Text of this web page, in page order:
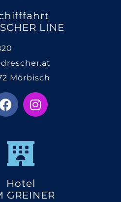
LINE
Mörbisch
Hotel
GREINER